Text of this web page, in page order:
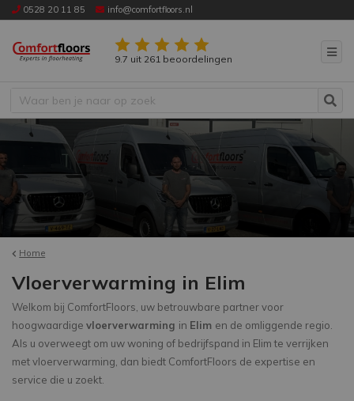
0528 20 11 85 info@comfortfloors.nl
9.7 uit 261 beoordelingen
Home
Vloerverwarming in Elim
Welkom bij ComfortFloors, uw betrouwbare partner voor
hoogwaardige vloerverwarming in Elim en de omliggende regio.
Als u overweegt om uw woning of bedrijfspand in Elim te verrijken
met vloerverwarming, dan biedt ComfortFloors de expertise en
service die u zoekt.